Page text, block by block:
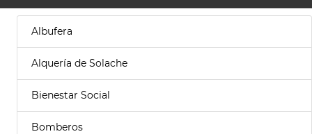
Albufera
Alquería de Solache
Bienestar Social
Bomberos